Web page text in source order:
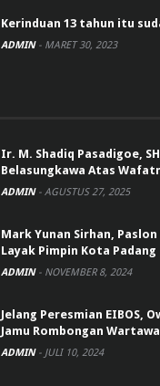
Kerinduan 13 tahun itu
ADMIN - MARET 30, 2023
Ir. M. Shadiq Pasadigoe,
Belasungkawa Atas
ADMIN - AGUSTUS 27, 2025
Mark Yunan Sirhan,
Layak Pimpin Kota Padang
ADMIN - NOVEMBER 8, 2024
Jelang Peresmian EIBOS,
Jamu Rombongan
ADMIN - JULI 10, 2024